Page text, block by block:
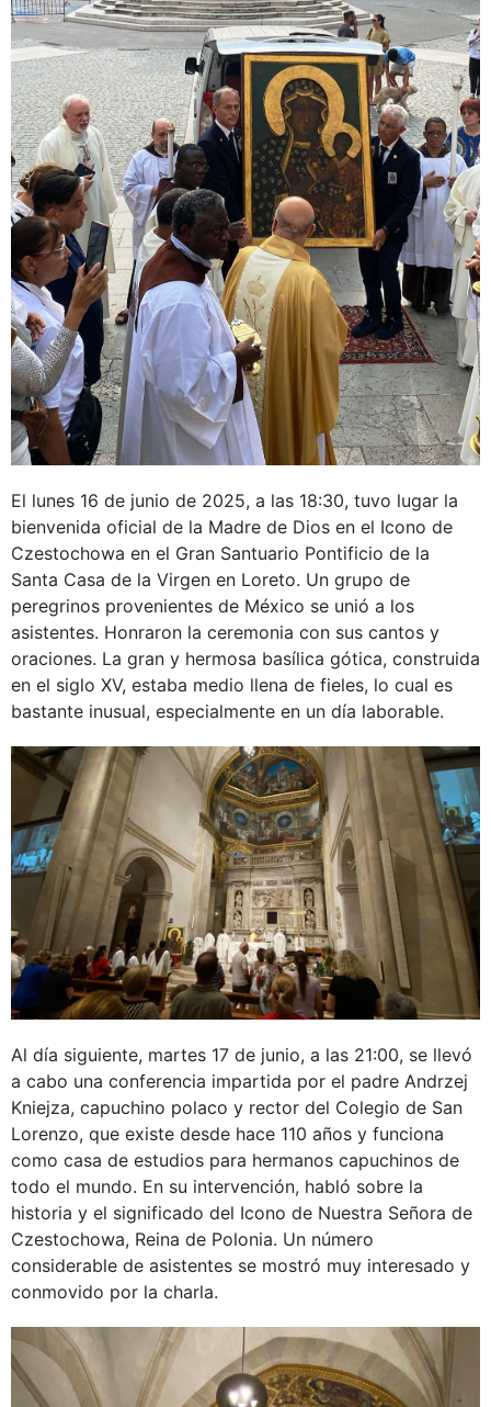
El lunes 16 de junio de 2025, a las 18:30, tuvo lugar la
bienvenida oficial de la Madre de Dios en el Icono de
Czestochowa en el Gran Santuario Pontificio de la
Santa Casa de la Virgen en Loreto. Un grupo de
peregrinos provenientes de México se unió a los
asistentes. Honraron la ceremonia con sus cantos y
oraciones. La gran y hermosa basílica gótica, construida
en el siglo XV, estaba medio llena de fieles, lo cual es
bastante inusual, especialmente en un día laborable.
Al día siguiente, martes 17 de junio, a las 21:00, se llevó
a cabo una conferencia impartida por el padre Andrzej
Kniejza, capuchino polaco y rector del Colegio de San
Lorenzo, que existe desde hace 110 años y funciona
como casa de estudios para hermanos capuchinos de
todo el mundo. En su intervención, habló sobre la
historia y el significado del Icono de Nuestra Señora de
Czestochowa, Reina de Polonia. Un número
considerable de asistentes se mostró muy interesado y
conmovido por la charla.